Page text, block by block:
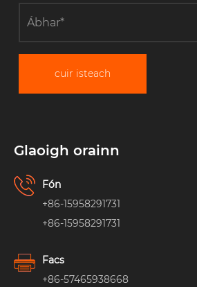
cuir isteach
Glaoigh orainn
Fón
+86-15958291731
+86-15958291731
Facs
+86-57465938668